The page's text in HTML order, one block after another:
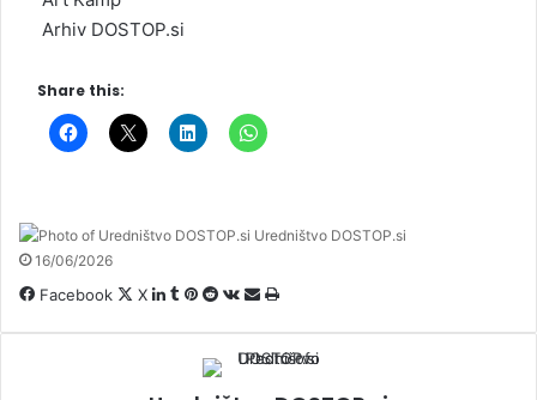
Arhiv DOSTOP.si
Share this:
Uredništvo DOSTOP.si
16/06/2026
Facebook X
L T P
t
R
i
V
n
D
i
i
s